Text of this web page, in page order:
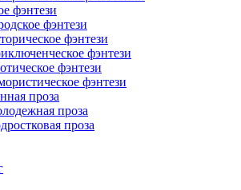
фэнтези
фэнтези
фэнтези
фэнтези
фэнтези
фэнтези
проза
проза
проза